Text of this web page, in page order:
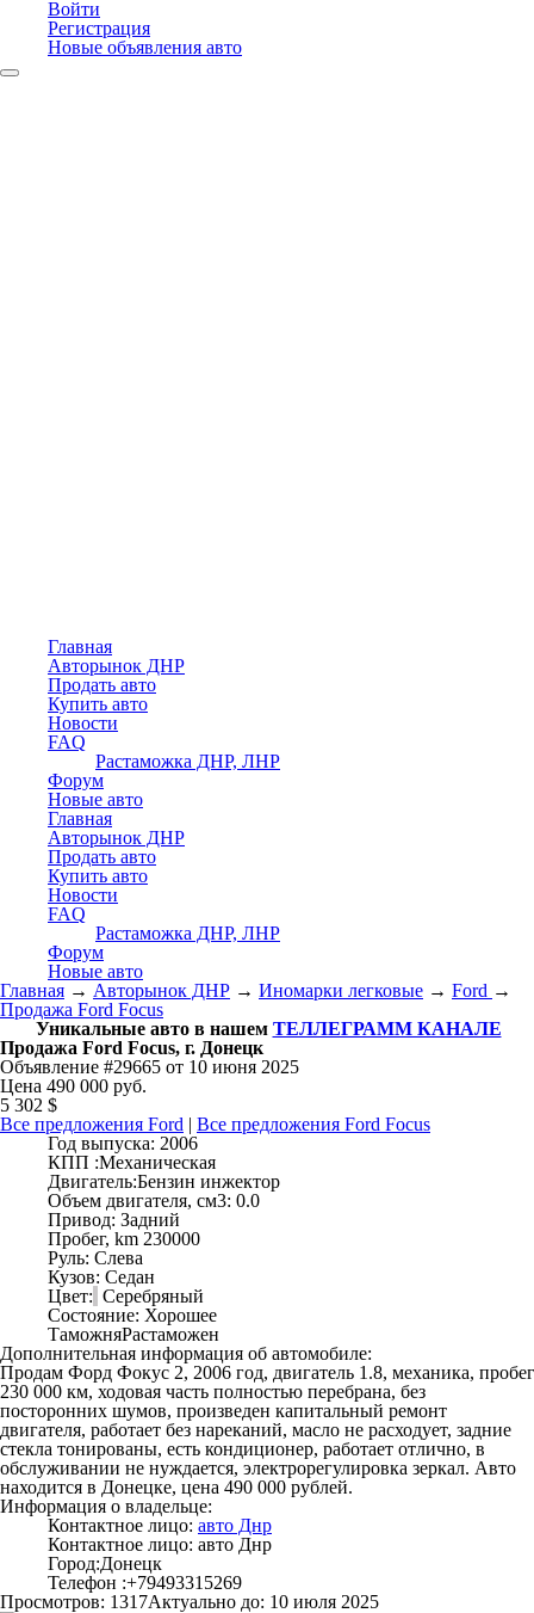
Войти
Регистрация
Новые объявления авто
Главная
Авторынок ДНР
Продать авто
Купить авто
Новости
FAQ
Растаможка ДНР, ЛНР
Форум
Новые авто
Главная
Авторынок ДНР
Продать авто
Купить авто
Новости
FAQ
Растаможка ДНР, ЛНР
Форум
Новые авто
Главная → Авторынок ДНР → Иномарки легковые → Ford →
Продажа Ford Focus
Уникальные авто в нашем ТЕЛЛЕГРАММ КАНАЛЕ
Продажа Ford Focus, г. Донецк
Объявление #29665 от 10 июня 2025
Цена 490 000 руб.
5 302 $
Все предложения Ford | Все предложения Ford Focus
Год выпуска: 2006
КПП :Механическая
Двигатель:Бензин инжектор
Объем двигателя, см3: 0.0
Привод: Задний
Пробег, km 230000
Руль: Слева
Кузов: Седан
Цвет: Серебряный
Состояние: Хорошее
ТаможняРастаможен
Дополнительная информация об автомобиле:
Продам Форд Фокус 2, 2006 год, двигатель 1.8, механика, пробег
230 000 км, ходовая часть полностью перебрана, без
посторонних шумов, произведен капитальный ремонт
двигателя, работает без нареканий, масло не расходует, задние
стекла тонированы, есть кондиционер, работает отлично, в
обслуживании не нуждается, электрорегулировка зеркал. Авто
находится в Донецке, цена 490 000 рублей.
Информация о владельце:
Контактное лицо: авто Днр
Контактное лицо: авто Днр
Город:Донецк
Телефон :+79493315269
Просмотров: 1317Актуально до: 10 июля 2025